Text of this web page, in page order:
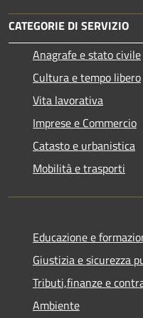
CATEGORIE DI SERVIZIO
Anagrafe e stato civile
Cultura e tempo libero
Vita lavorativa
Imprese e Commercio
Catasto e urbanistica
Mobilità e trasporti
Educazione e
Giustizia e sicurezza
Tributi,finanze e
Ambiente